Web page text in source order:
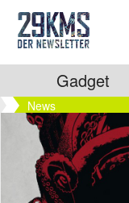
Gadget
News